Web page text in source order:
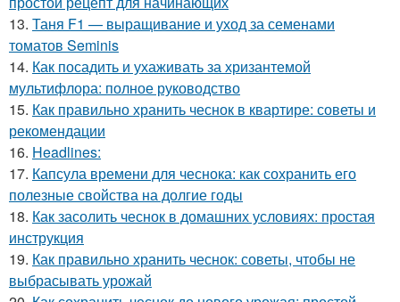
13. Таня F1 — выращивание и уход за семенами
томатов Seminis
14. Как посадить и ухаживать за хризантемой
мультифлора: полное руководство
15. Как правильно хранить чеснок в квартире: советы и
рекомендации
16. Headlines:
17. Капсула времени для чеснока: как сохранить его
полезные свойства на долгие годы
18. Как засолить чеснок в домашних условиях: простая
инструкция
19. Как правильно хранить чеснок: советы, чтобы не
выбрасывать урожай